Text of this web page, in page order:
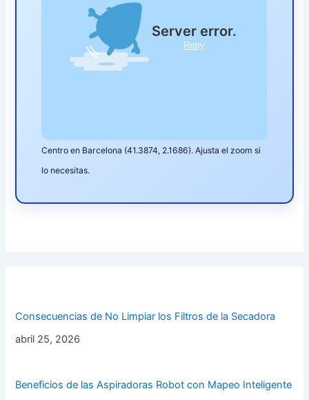
Centro en Barcelona (41.3874, 2.1686). Ajusta el zoom si
lo necesitas.
Consecuencias de No Limpiar los Filtros de la Secadora
abril 25, 2026
Beneficios de las Aspiradoras Robot con Mapeo Inteligente